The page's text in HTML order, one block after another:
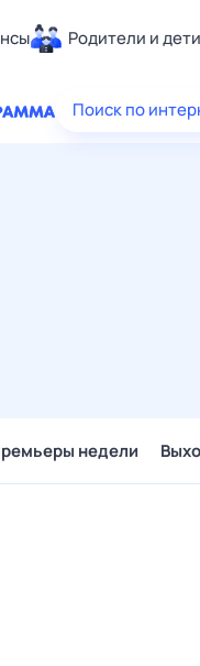
Родители и дети
Здоровье
Поиск по
недели